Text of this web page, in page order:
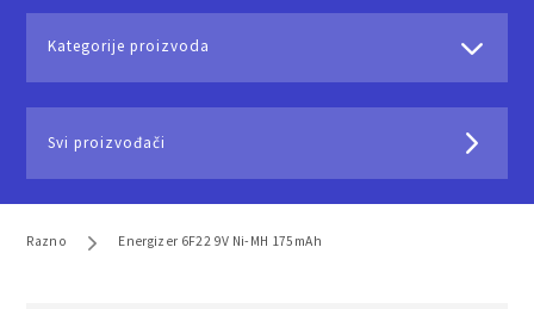
Kategorije proizvoda
Svi proizvođači
Razno Energizer 6F22 9V Ni-MH 175mAh